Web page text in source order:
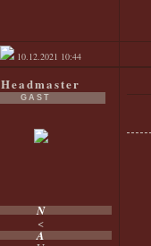
10.12.2021 10:44
Headmaster
GAST
N
<
A